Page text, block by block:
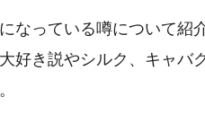
なっている噂について紹
好き説やシルク、キャバ